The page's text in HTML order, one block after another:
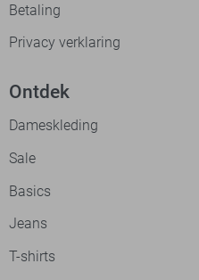
Betaling
Privacy verklaring
Ontdek
Dameskleding
Sale
Basics
Jeans
T-shirts